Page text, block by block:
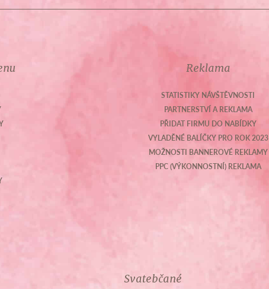
Reklama
STATISTIKY NÁVŠTĚVNOSTI
PARTNERSTVÍ A REKLAMA
PŘIDAT FIRMU DO NABÍDKY
VYLADĚNÉ BALÍČKY PRO ROK 2023
MOŽNOSTI BANNEROVÉ REKLAMY
PPC (VÝKONNOSTNÍ) REKLAMA
Svatebčané